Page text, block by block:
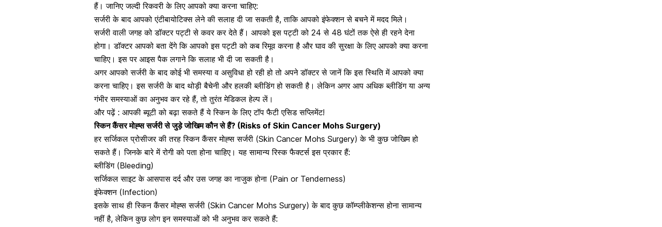
हैं। जानिए जल्दीरिकवरी के लिए आपको क्या करना चाहिए:
सर्जरी के बाद आपको एंटीबायोटिक्स लेने की सलाह दी जा सकती है, ताकि आपकोइंफेक्शन से बचने में मदद मिले।
सर्जरी वाली जगह को डॉक्टर पट्टी से कवर कर देते हैं। आपको इस पट्टी को 24 से 48 घंटों तक ऐसे ही रहने देना
होगा। डॉक्टर आपको बता देंगे कि आपको इस पट्टी को कब रिमूव करना है और घाव की सुरक्षा के लिए आपको क्या करना
चाहिए। इस पर आइस पैक लगाने कि सलाह भी दी जा सकती है।
अगर आपको सर्जरी के बाद कोई भी समस्या व असुविधा हो रही हो तो अपने डॉक्टर से जानें कि इस स्थिति में आपको क्या
करना चाहिए। इस सर्जरी के बाद थोड़ी बैचेनी और हलकी ब्लीडिंग हो सकती है। लेकिन अगर आप अधिकब्लीडिंग या अन्य
गंभीर समस्याओं का अनुभव कर रहे हैं, तो तुरंत मेडिकल हेल्प लें।
और पढ़ें : आपकी ब्यूटी को बढ़ा सकते हैं ये स्किन के लिए टॉप फैटी एसिड सप्लिमेंट!
स्किन कैंसर मोह्स सर्जरी से जुड़े जोखिम कौन से हैं? (Risks of Skin Cancer Mohs Surgery)
हर सर्जिकल प्रोसीजर की तरह स्किन कैंसर मोह्स सर्जरी (Skin Cancer Mohs Surgery) के भी कुछ जोखिम हो
सकते हैं। जिनके बारे मेंरोगी को पता होना चाहिए । यह सामान्य रिस्क फैक्टर्स इस प्रकार हैं:
ब्लीडिंग (Bleeding)
सर्जिकल साइट के आसपास दर्द और उस जगह का नाजुक होना (Pain or Tenderness)
इंफेक्शन (Infection)
इसके साथ ही स्किन कैंसर मोह्स सर्जरी (Skin Cancer Mohs Surgery) के बाद कुछ कॉम्प्लीकेशन्स होना सामान्य
नहीं है, लेकिन कुछ लोग इन समस्याओं को भी अनुभव कर सकते हैं: